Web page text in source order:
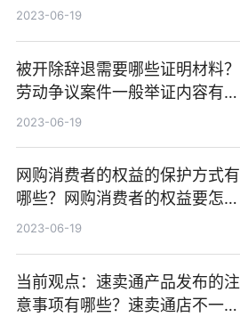
2023-06-19
被开除辞退需要哪些证明材料？
劳动争议案件一般举证内容有哪
些？ 动态焦点
2023-06-19
网购消费者的权益的保护方式有
哪些？网购消费者的权益要怎么
保护？|全球今头条
2023-06-19
当前观点：速卖通产品发布的注
意事项有哪些？速卖通店不一定